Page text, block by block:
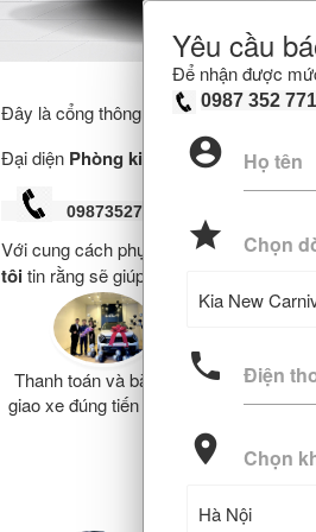
KIA SPORTAGE 1.6T SIG
999.000.000 đ
Carens 1.4T
774.000.000 đ
Đây là cổng thông tin tư vấn và hỗ trợ
Đại diện Phòng kinh doanh KIA
0987352771
Với cung cách phục vụ chuyên nghiệp,
tôitin rằng sẽ giúp Quý khách hàng lựa
Thanh toán và bàn
giao xe đúng tiến độ
Đội
lưỡng
Yêu cầu
Để nhận được
0987 352 771
account_circle Họ tên
grade Chọn
phone Điện
location_on Chọn